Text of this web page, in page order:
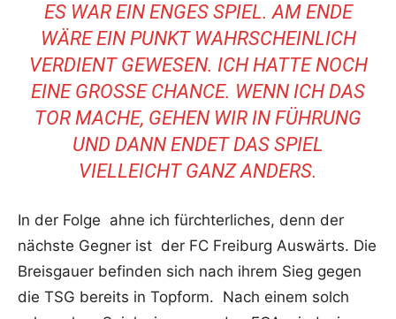
ES WAR EIN ENGES SPIEL. AM ENDE
WÄRE EIN PUNKT WAHRSCHEINLICH
VERDIENT GEWESEN. ICH HATTE NOCH
EINE GROSSE CHANCE. WENN ICH DAS T
OR MACHE, GEHEN WIR IN FÜHRUNG U
ND DANN ENDET DAS SPIEL V
IELLEICHT GANZ ANDERS.
In der Folge ahne ich fürchterliches, denn der
nächste Gegner ist der FC Freiburg Auswärts. Die
Breisgauer befinden sich nach ihrem Sieg gegen
die TSG bereits in Topform. Nach einem solch